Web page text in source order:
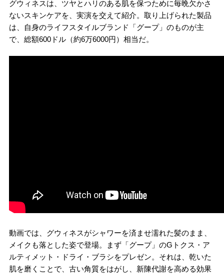
グウィネスは、ツヤとハリのある肌を保つために毎晩欠かさ
ないスキンケアを、実演を交えて紹介。取り上げられた製品
は、自身のライフスタイルブランド「グープ」のものが主
で、総額600ドル（約6万6000円）相当だ。
動画では、グウィネスがシャワーを済ませ濡れた髪のまま、
メイクも落とした姿で登場。まず「グープ」のGトクス・ア
ルティメット・ドライ・ブラシをプレゼン。それは、乾いた
肌を磨くことで、古い角質をはがし、新陳代謝を高める効果